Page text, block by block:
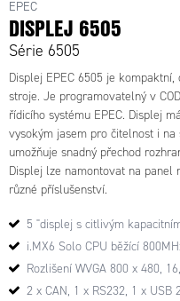
EPEC
DISPLEJ 6505
Série 6505
Displej EPEC 6505 je
stroje. Je programovatelný v
řídicího systému EPEC. Displej
vysokým jasem pro čitelnost i na
umožňuje snadný přechod
Displej lze namontovat na panel
různé příslušenství.
5 "displej s citlivým
i.MX6 Solo CPU běžící
Rozlišení WVGA 800 x 480,
2 x CAN, 1 x RS232, 1 x USB